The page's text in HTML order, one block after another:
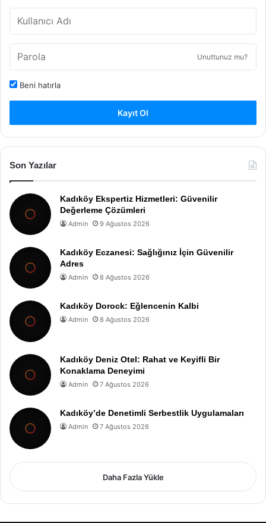
Unuttunuz mu?
Beni hatırla
Kayıt Ol
Son Yazılar
Kadıköy Ekspertiz Hizmetleri: Güvenilir
Değerleme Çözümleri
Admin 9 Ağustos 2026
Kadıköy Eczanesi: Sağlığınız İçin Güvenilir
Adres
Admin 8 Ağustos 2026
Kadıköy Dorock: Eğlencenin Kalbi
Admin 8 Ağustos 2026
Kadıköy Deniz Otel: Rahat ve Keyifli Bir
Konaklama Deneyimi
Admin 7 Ağustos 2026
Kadıköy’de Denetimli Serbestlik Uygulamaları
Admin 7 Ağustos 2026
Daha Fazla Yükle